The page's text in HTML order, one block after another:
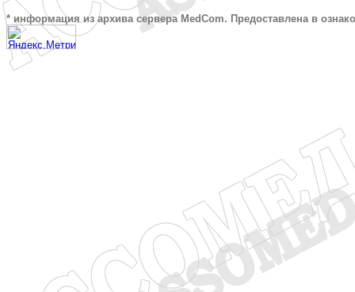
* информация из архива сервера MedCom. Предоставлена в